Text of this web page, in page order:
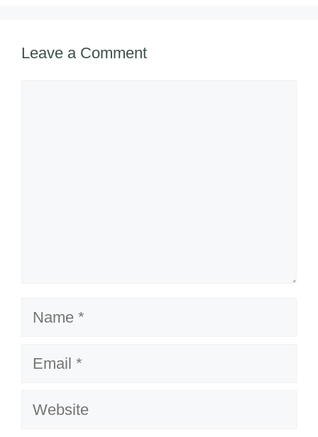
Leave a Comment
Name
Email
Website